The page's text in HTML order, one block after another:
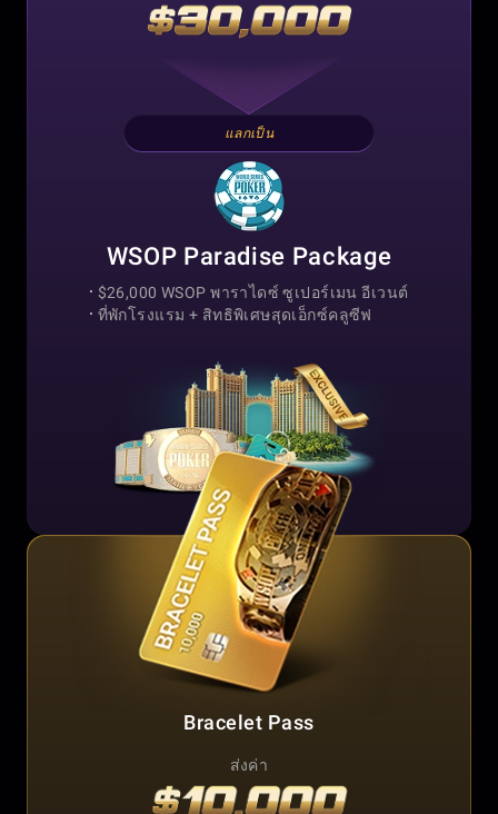
แลกเป็น
WSOP Paradise Package
$26,000 WSOP พาราไดซ์ ซูเปอร์เมน อีเวนต์
ที่พักโรงแรม + สิทธิพิเศษสุดเอ็กซ์คลูซีฟ
Bracelet Pass
ส่งค่า